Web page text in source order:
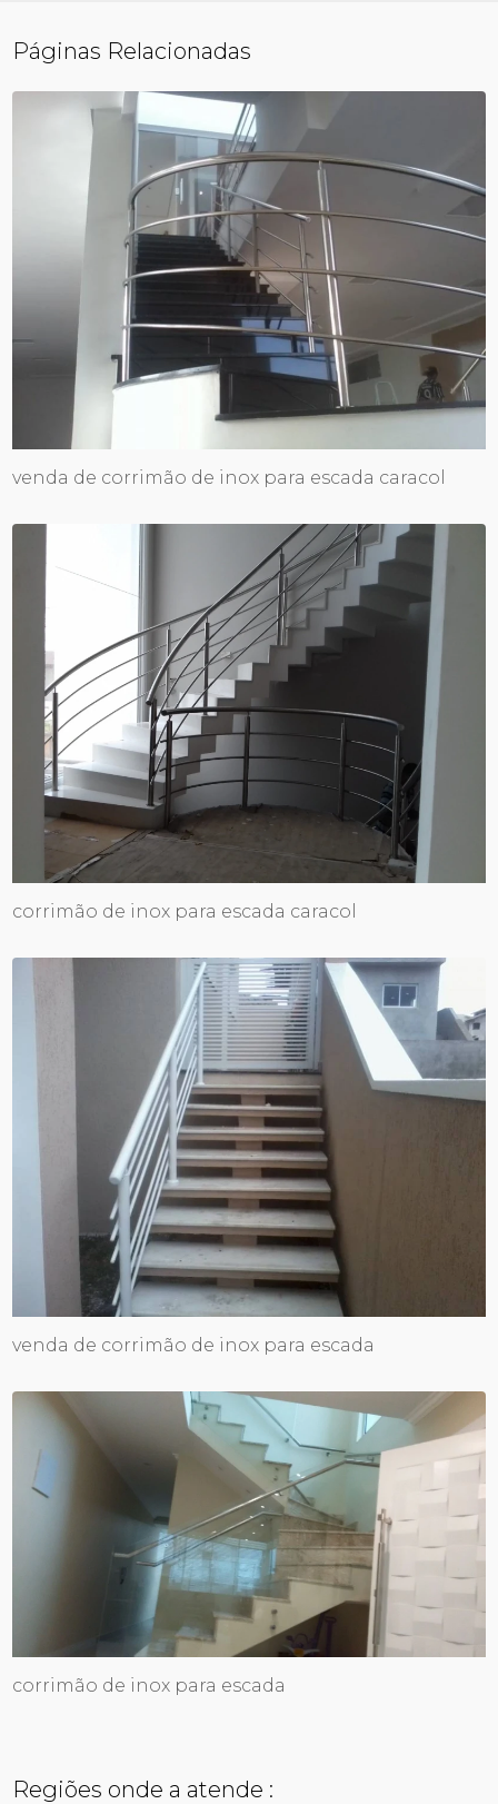
Páginas Relacionadas
venda de corrimão de inox para escada caracol
corrimão de inox para escada caracol
venda de corrimão de inox para escada
corrimão de inox para escada
Regiões onde a atende :